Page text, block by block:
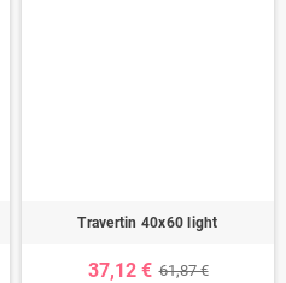
Travertin 40x60 light
37,12 € 61,87 €